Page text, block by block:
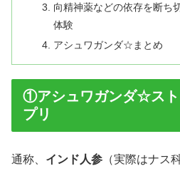
向精神薬などの依存を断ち
体験
アシュワガンダ☆まとめ
①アシュワガンダ☆スト
プリ
通称、 インド人参 （実際はナス